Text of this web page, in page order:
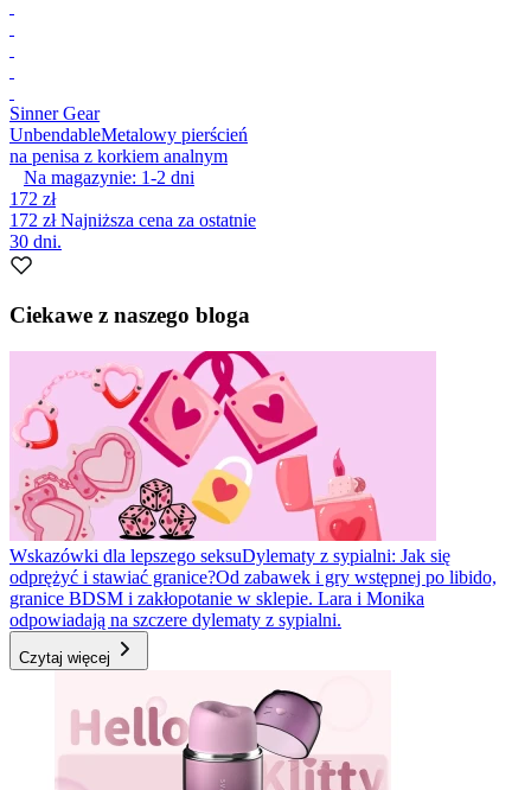
Sinner Gear
UnbendableMetalowy pierścień
na penisa z korkiem analnym
Na magazynie: 1-2 dni
172 zł
172 złNajniższa cena za ostatnie
30 dni.
Ciekawe z naszego bloga
Wskazówki dla lepszego seksuDylematy z sypialni: Jak się
odprężyć i stawiać granice?Od zabawek i gry wstępnej po libido,
granice BDSM i zakłopotanie w sklepie. Lara i Monika
odpowiadają na szczere dylematy z sypialni.
Czytaj więcej